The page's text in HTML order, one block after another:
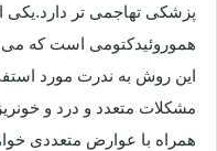
پزشکی تهاجمی تر دارد.یکی
هموروئیدکتومی است که می
این روش به ندرت مورد
مشکلات متعدد و درد و
همراه با عوارض متعددی